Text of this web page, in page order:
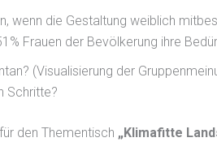
wenn die Gestaltung weiblich
Frauen der Bevölkerung ihre
(Visualisierung der
Schritte?
den Thementisch „Klimafitte